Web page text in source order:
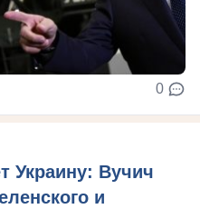
0
Украину: Вучич
и